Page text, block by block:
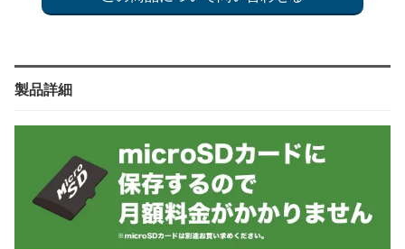
製品詳細